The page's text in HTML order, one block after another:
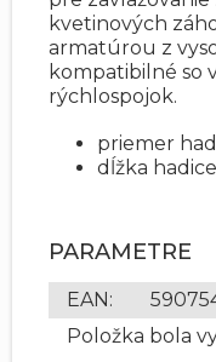
kvetinových
armatúrou z
kompatibilné so
rýchlospojok.
priemer
dĺžka
PARAMETRE
EAN:
Položka bola